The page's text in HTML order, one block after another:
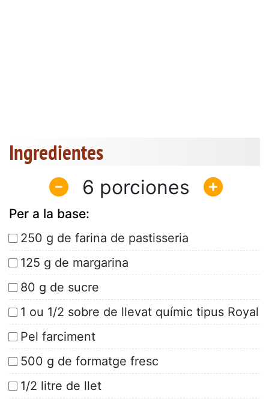
Ingredientes
6
Per a la base:
250 g de farina de pastisseria
125 g de margarina
80 g de sucre
1 ou 1/2 sobre de llevat químic tipus Royal
Pel farciment
500 g de formatge fresc
1/2 litre de llet